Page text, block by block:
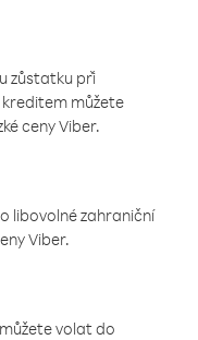
zůstatku při
můžete
ceny Viber.
libovolné zahraniční
Viber.
volat do